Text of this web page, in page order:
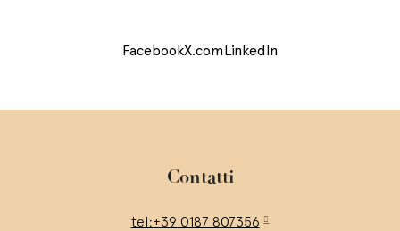
FacebookX.comLinkedIn
Contatti
tel:+39 0187 807356